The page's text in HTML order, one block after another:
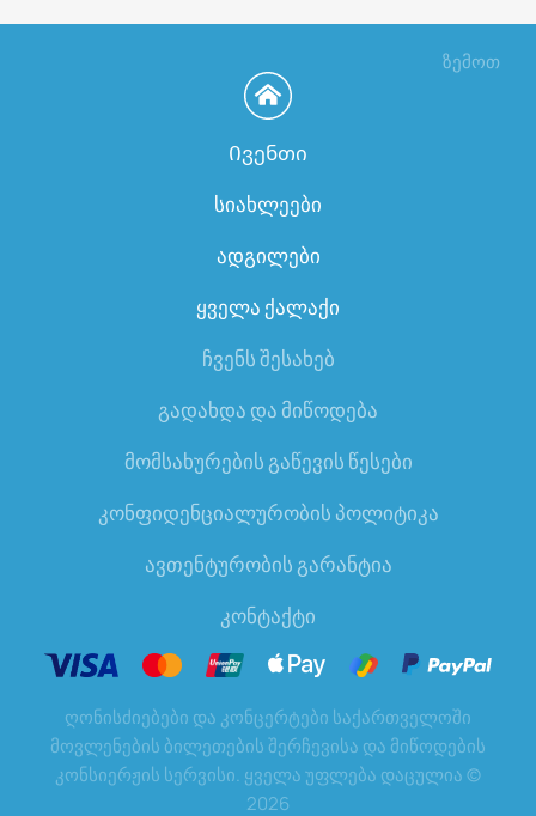
ზემოთ
Ივენთი
სიახლეები
ადგილები
ყველა ქალაქი
ჩვენს შესახებ
გადახდა და მიწოდება
მომსახურების გაწევის წესები
კონფიდენციალურობის პოლიტიკა
ავთენტურობის გარანტია
კონტაქტი
ღონისძიებები და კონცერტები საქართველოში
მოვლენების ბილეთების შერჩევისა და მიწოდების
კონსიერჟის სერვისი. ყველა უფლება დაცულია©
2026